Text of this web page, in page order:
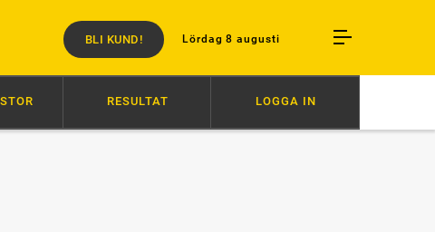
Lördag 8 augusti
BLI KUND!
DUSSINET FULLT FÖR IVANOV 12:30 HAMBLETONIAN:
RESULTAT LOGGA IN